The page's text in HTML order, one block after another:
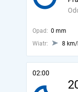
Opad: 0 mm
Wiatr:
8 km/
02:00